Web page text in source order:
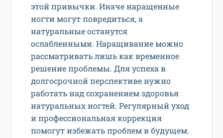
этой привычки. Иначе наращенные
ногти могут повредиться, а
натуральные останутся
ослабленными. Наращивание можно
рассматривать лишь как временное
решение проблемы. Для успеха в
долгосрочной перспективе нужно
работать над сохранением здоровья
натуральных ногтей. Регулярный уход
и профессиональная коррекция
помогут избежать проблем в будущем.